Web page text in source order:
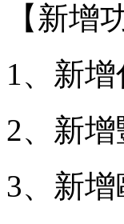
【新增
1、新
2、新
3、新